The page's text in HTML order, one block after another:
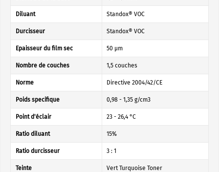
Diluant Standox® VOC
Durcisseur Standox® VOC
Epaisseur du film sec 50 µm
Nombre de couches 1,5 couches
Norme Directive 2004/42/CE
Poids specifique 0,98 - 1,35 g/cm3
Point d'éclair 23 - 26,4 °C
Ratio diluant 15%
Ratio durcisseur 3 : 1
Teinte Vert Turquoise Toner